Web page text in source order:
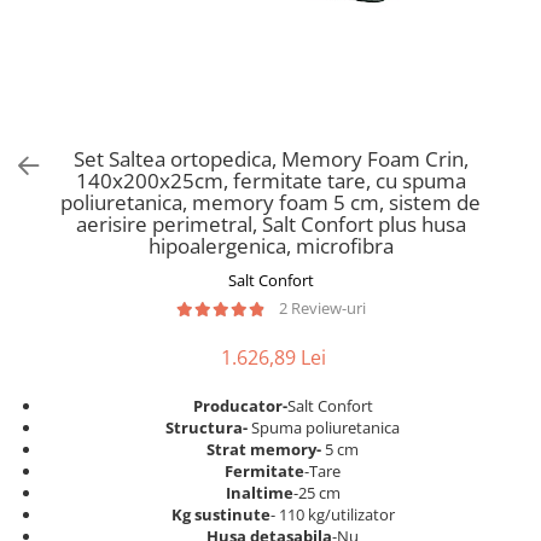
Saltele Memory Pocket
Saltele cu plasa arcuri
Saltele cu spuma
Saltele cu spuma poliuretanica
Saltele 160x200
Saltele 180x200
Top saltele
Scaune pentru living
Seturi comode living si vitrine
Set mese plus scaune
Etajere Birou
Dulap birou
Birouri
Scaune pentru birou
Scaune pentru vizitatori
Scaune birou copii
Scaune resigilate
Scaune gradinita
Scaune conferinta
Scaune terasa si outdoor
Set Saltea ortopedica, Memory Foam Crin,
140x200x25cm, fermitate tare, cu spuma
poliuretanica, memory foam 5 cm, sistem de
aerisire perimetral, Salt Confort plus husa
hipoalergenica, microfibra
Salt Confort
2 Review-uri
1.626,89 Lei
Producator-Salt Confort
Structura-Spuma poliuretanica
Strat memory- 5 cm
Fermitate-Tare
Inaltime-25 cm
Kg sustinute- 110 kg/utilizator
Husa detasabila-Nu